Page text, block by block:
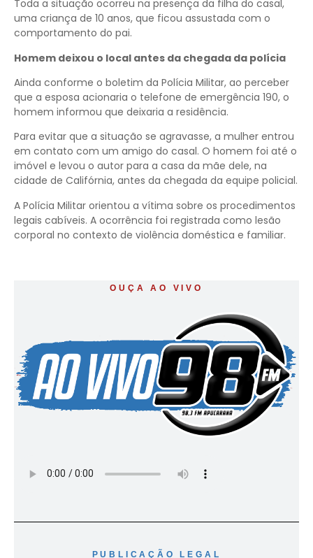
Toda a situação ocorreu na presença da filha do casal,
uma criança de 10 anos, que ficou assustada com o
comportamento do pai.
Homem deixou o local antes da chegada da polícia
Ainda conforme o boletim da Polícia Militar, ao perceber
que a esposa acionaria o telefone de emergência 190, o
homem informou que deixaria a residência.
Para evitar que a situação se agravasse, a mulher entrou
em contato com um amigo do casal. O homem foi até o
imóvel e levou o autor para a casa da mãe dele, na
cidade de Califórnia, antes da chegada da equipe policial.
A Polícia Militar orientou a vítima sobre os procedimentos
legais cabíveis. A ocorrência foi registrada como lesão
corporal no contexto de violência doméstica e familiar.
OUÇA AO VIVO
PUBLICAÇÃO LEGAL